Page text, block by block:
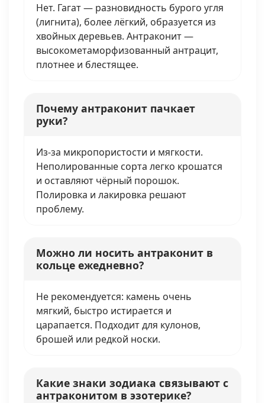
Нет. Гагат — разновидность бурого угля
(лигнита), более лёгкий, образуется из
хвойных деревьев. Антраконит —
высокометаморфизованный антрацит,
плотнее и блестящее.
Почему антраконит пачкает
руки?
Из-за микропористости и мягкости.
Неполированные сорта легко крошатся
и оставляют чёрный порошок.
Полировка и лакировка решают
проблему.
Можно ли носить антраконит в
кольце ежедневно?
Не рекомендуется: камень очень
мягкий, быстро истирается и
царапается. Подходит для кулонов,
брошей или редкой носки.
Какие знаки зодиака связывают с
антраконитом в эзотерике?